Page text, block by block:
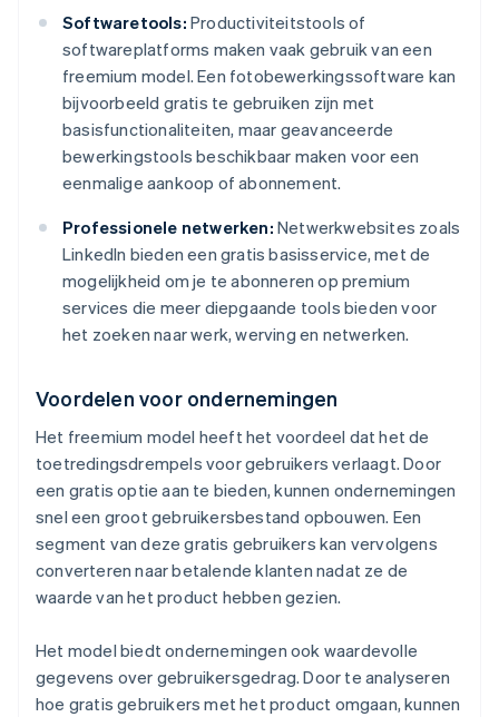
Softwaretools: Productiviteitstools of
softwareplatforms maken vaak gebruik van een
freemium model. Een fotobewerkingssoftware kan
bijvoorbeeld gratis te gebruiken zijn met
basisfunctionaliteiten, maar geavanceerde
bewerkingstools beschikbaar maken voor een
eenmalige aankoop of abonnement.
Professionele netwerken: Netwerkwebsites zoals
LinkedIn bieden een gratis basisservice, met de
mogelijkheid om je te abonneren op premium
services die meer diepgaande tools bieden voor
het zoeken naar werk, werving en netwerken.
Voordelen voor ondernemingen
Het freemium model heeft het voordeel dat het de
toetredingsdrempels voor gebruikers verlaagt. Door
een gratis optie aan te bieden, kunnen ondernemingen
snel een groot gebruikersbestand opbouwen. Een
segment van deze gratis gebruikers kan vervolgens
converteren naar betalende klanten nadat ze de
waarde van het product hebben gezien.
Het model biedt ondernemingen ook waardevolle
gegevens over gebruikersgedrag. Door te analyseren
hoe gratis gebruikers met het product omgaan, kunnen